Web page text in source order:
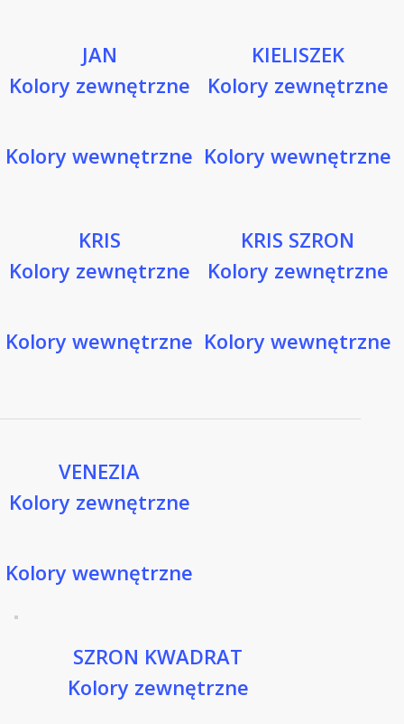
JAN
Kolory zewnętrzne
Kolory wewnętrzne
KIELISZEK
Kolory zewnętrzne
Kolory wewnętrzne
KRIS
Kolory zewnętrzne
Kolory wewnętrzne
KRIS SZRON
Kolory zewnętrzne
Kolory wewnętrzne
VENEZIA
Kolory zewnętrzne
Kolory wewnętrzne
SZRON KWADRAT
Kolory zewnętrzne